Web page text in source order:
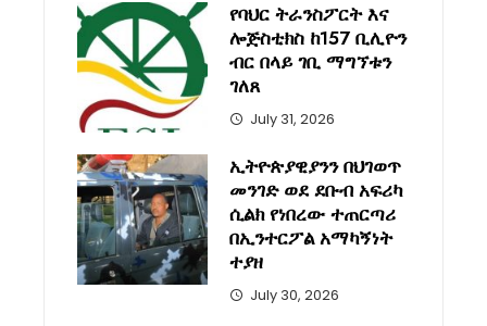
የባህር ትራንስፖርት እና
ሎጅስቲክስ ከ157 ቢሊዮን
ብር በላይ ገቢ ማግኘቱን
ገለጸ
July 31, 2026
ኢትዮጵያዊያንን በህገወጥ
መንገድ ወደ ደቡብ አፍሪካ
ሲልክ የነበረው ተጠርጣሪ
በኢንተርፖል አማካኝነት
ተያዘ
July 30, 2026